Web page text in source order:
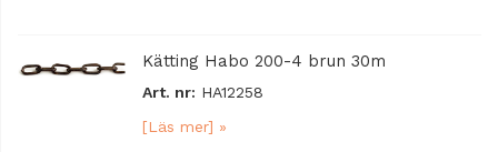
Kätting Habo 200-4 brun 30m
Art. nr: HA12258
[Läs mer] »